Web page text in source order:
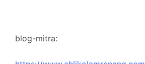
blog-mitra: